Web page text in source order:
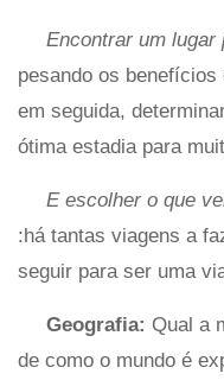
Encontrar um
pesando os
em seguida,
ótima estadia para
E escolher o que
:há tantas viagens a
seguir para ser uma
Geografia: Qual a
de como o mundo é